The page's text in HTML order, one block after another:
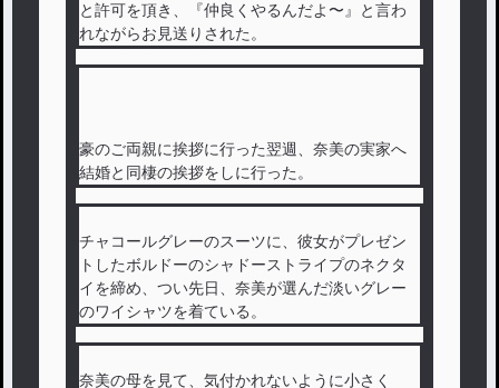
と許可を頂き、『仲良くやるんだよ〜』と言わ
れながらお見送りされた。
豪のご両親に挨拶に行った翌週、奈美の実家へ
結婚と同棲の挨拶をしに行った。
チャコールグレーのスーツに、彼女がプレゼン
トしたボルドーのシャドーストライプのネクタ
イを締め、つい先日、奈美が選んだ淡いグレー
のワイシャツを着ている。
奈美の母を見て、気付かれないように小さく